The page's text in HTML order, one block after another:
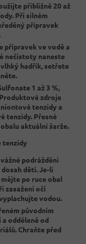
přibližně 20 až
Při silném
přípravek
přípravek ve vodě a
nečistoty naneste
hadřík, setřete
1 až 3 %,
zdroje
tenzidy a
tenzidy. Přesné
aktuální šarže.
tenzidy
podráždění
dětí. Je-li
po ruce obal
zasažení očí
vodou.
původním
a odděleně od
Chraňte před